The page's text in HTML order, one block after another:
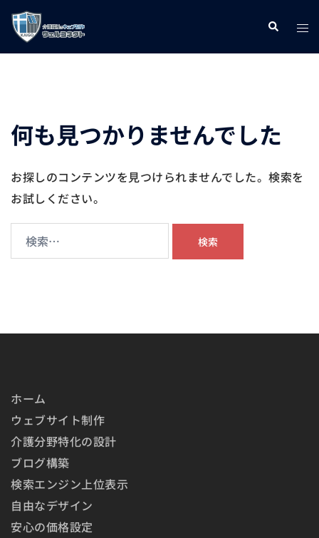
テ
検
索
ト
何も見つかりませんでした
お探しのコンテンツを見つけられませんでした。検索を
お試しください。
索:
ホーム
ウェブサイト制作
介護分野特化の設計
ブログ構築
検索エンジン上位表示
自由なデザイン
安心の価格設定